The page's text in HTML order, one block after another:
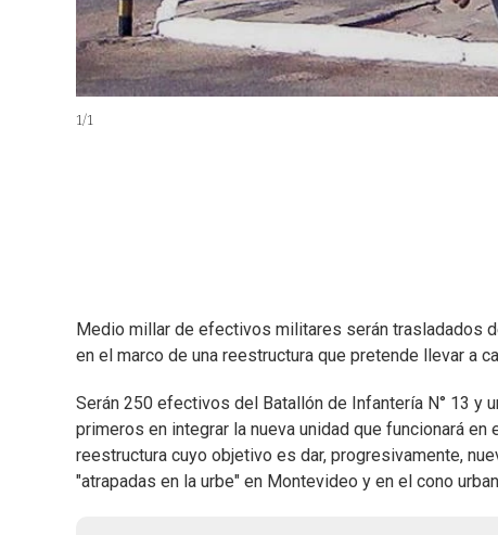
1/1
Medio millar de efectivos militares serán trasladados
en el marco de una reestructura que pretende llevar a
Serán 250 efectivos del Batallón de Infantería N° 13 y
primeros en integrar la nueva unidad que funcionará en
reestructura cuyo objetivo es dar, progresivamente,
"atrapadas en la urbe" en Montevideo y en el cono